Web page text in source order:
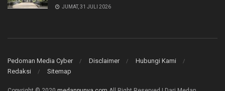
JUMAT, 31 JULI 2026
Pedoman Media Cyber Disclaimer
Hubungi Kami
Redaksi
Sitemap